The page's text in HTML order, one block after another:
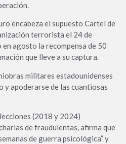
encabeza el supuesto Cartel de
terrorista el 24 de
agosto la recompensa de 50
que lleve a su captura.
militares estadounidenses
y apoderarse de las cuantiosas
(2018 y 2024)
de fraudulentas, afirma que
de guerra psicológica” y